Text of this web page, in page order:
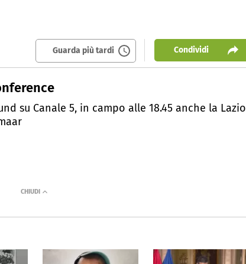
Guarda più tardi Condividi
su Canale 5, in campo alle 18.45 anche la Lazio